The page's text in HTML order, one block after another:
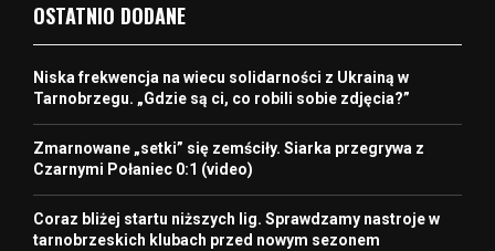
OSTATNIO DODANE
Niska frekwencja na wiecu solidarności z Ukrainą w
Tarnobrzegu. „Gdzie są ci, co robili sobie zdjęcia?”
Zmarnowane „setki” się zemściły. Siarka przegrywa z
Czarnymi Połaniec 0:1 (video)
Coraz bliżej startu niższych lig. Sprawdzamy nastroje w
tarnobrzeskich klubach przed nowym sezonem